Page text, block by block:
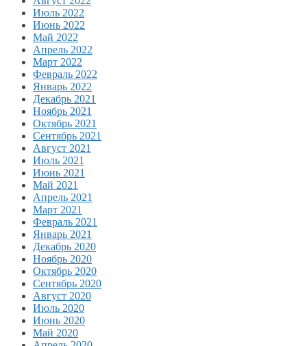
Июль 2022
Июнь 2022
Май 2022
Апрель 2022
Март 2022
Февраль 2022
Январь 2022
Декабрь 2021
Ноябрь 2021
Октябрь 2021
Сентябрь 2021
Август 2021
Июль 2021
Июнь 2021
Май 2021
Апрель 2021
Март 2021
Февраль 2021
Январь 2021
Декабрь 2020
Ноябрь 2020
Октябрь 2020
Сентябрь 2020
Август 2020
Июль 2020
Июнь 2020
Май 2020